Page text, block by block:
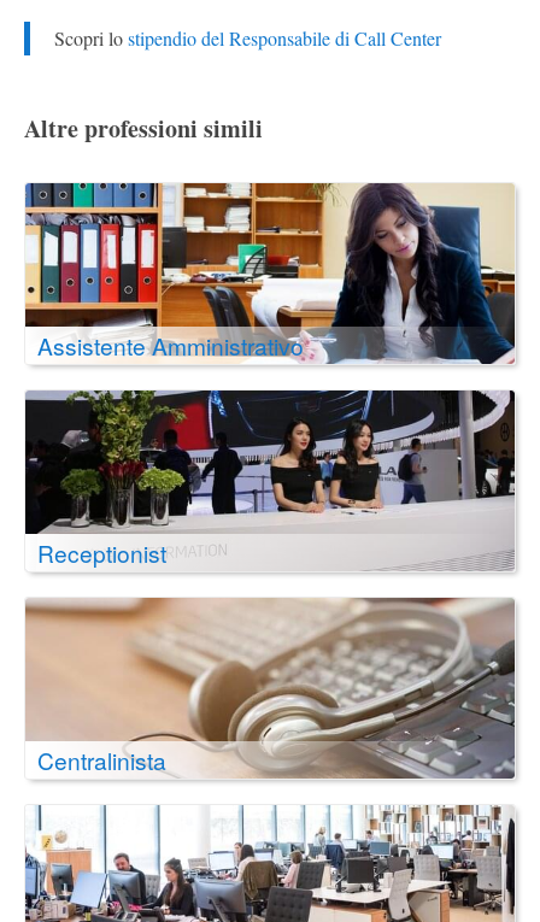
Scopri lostipendio del Responsabile di Call Center
Altre professioni simili
Assistente Amministrativo
Receptionist
Centralinista